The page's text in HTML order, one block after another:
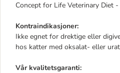
Concept for Life Veterinary Diet
Kontraindikasjoner:
Ikke egnet for drektige eller
hos katter med oksalat- eller
Vår kvalitetsgaranti: